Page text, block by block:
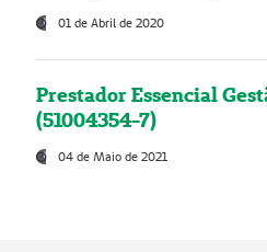
01 de Abril de 2020
Prestador Essencial
(51004354-7)
04 de Maio de 2021